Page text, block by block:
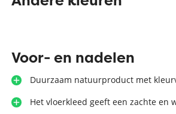
Toon alles Soorten
Toon alles Afmetingen
Toon alles Merken
Voor- en nadelen
Duurzaam natuurproduct met
Het vloerkleed geeft een zachte en